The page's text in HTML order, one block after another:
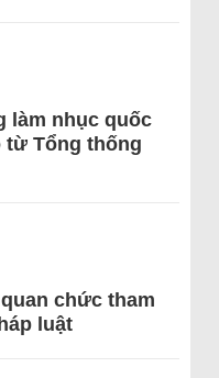
làm nhục quốc
từ Tổng thống
chức tham
luật